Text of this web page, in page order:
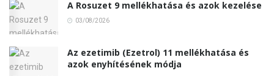
A Rosuzet 9 mellékhatása és azok kezelése
03/08/2026
Az ezetimib (Ezetrol) 11 mellékhatása és
azok enyhítésének módja